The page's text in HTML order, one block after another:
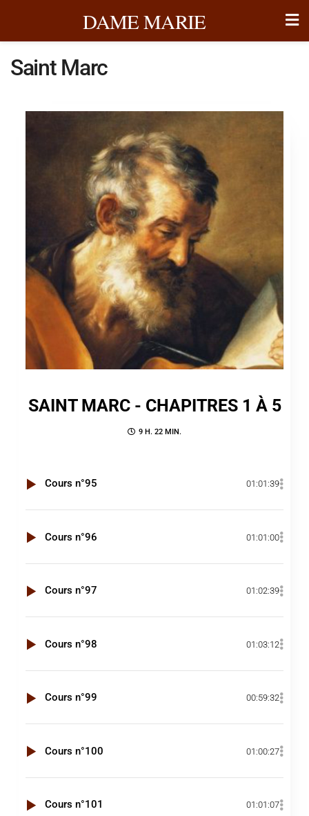
DAME MARIE
Saint Marc
SAINT MARC - CHAPITRES 1 À 5
9 H. 22 MIN.
Cours n°95 01:01:39
Cours n°96 01:01:00
Cours n°97 01:02:39
Cours n°98 01:03:12
Cours n°99 00:59:32
Cours n°100 01:00:27
Cours n°101 01:01:07